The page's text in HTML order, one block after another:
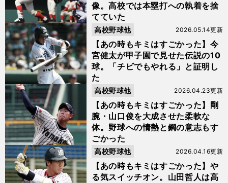
像。高校では本塁打への執着を捨
てていた
【あの時もキミはすごかった】今
宮健太が甲子園で見せた伝説の10
球。「チビでもやれる」と証明し
た
2026.05.14更新
高校野球他
【あの時もキミはすごかった】剛
腕・山口俊を大成させた柔軟な
体。野球への情熱と鋼の意志もす
ごかった
2026.04.23更新
高校野球他
【あの時もキミはすごかった】や
る気スイッチオン。山田哲人は高
2026.04.16更新
高校野球他